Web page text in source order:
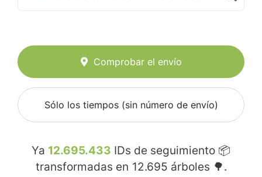
Comprobar el envío
Sólo los tiempos (sin número de envío)
Ya 12.695.433 IDs de seguimiento 📦
transformadas en 12.695 árboles 🌳.